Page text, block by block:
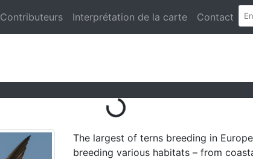
Contributeurs Interprétation de la carte Contact
En cours de chargement...
The largest of terns breeding in
breeding various habitats – from